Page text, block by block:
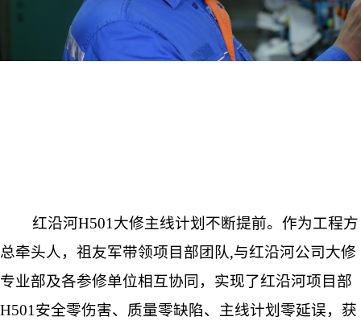
红沿河H501大修主线计划不断提前。作为工程方
总牵头人，祖友军带领项目部团队,与红沿河公司大修
专业部及各参修单位相互协同，实现了红沿河项目部
H501安全零伤害、质量零缺陷、主线计划零延误，获